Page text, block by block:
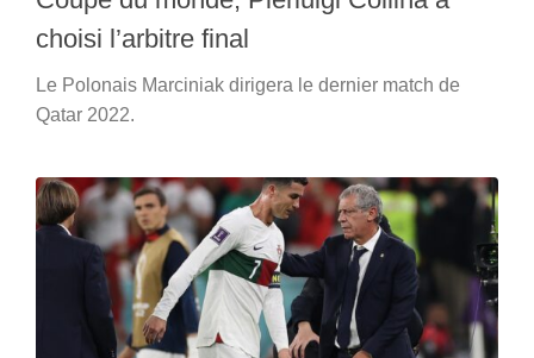
choisi l’arbitre final
Le Polonais Marciniak dirigera le dernier match de
Qatar 2022.